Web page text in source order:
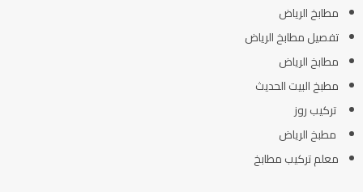
مطابخ الرياض
تفصيل مطابخ الرياض
مطابخ الرياض
مطبخ البيت الحديث
تركيب روز
مطبخ الرياض
معلم تركيب مطابخ